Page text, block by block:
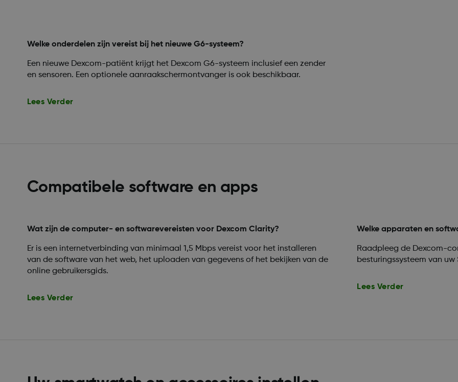
Welke onderdelen zijn vereist bij het nieuwe G6-systeem?
Een nieuwe Dexcom-patiënt krijgt het Dexcom G6-systeem inclusief een zender
en sensoren. Een optionele aanraakschermontvanger is ook beschikbaar.
Lees Verder
Compatibele software en apps
Wat zijn de computer- en softwarevereisten voor Dexcom Clarity?
Er is een internetverbinding van minimaal 1,5 Mbps vereist voor het installeren
van de software van het web, het uploaden van gegevens of het bekijken van de
online gebruikersgids.
Lees Verder
Welke apparaten en
Raadpleeg de Dexcom-
besturingssysteem van
Lees Verder